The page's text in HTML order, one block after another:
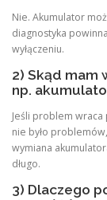
Nie. Akumulator
diagnostyka
wyłączeniu.
2) Skąd mam
np.
Jeśli problem wraca
nie było
wymiana
długo.
3) Dlaczego